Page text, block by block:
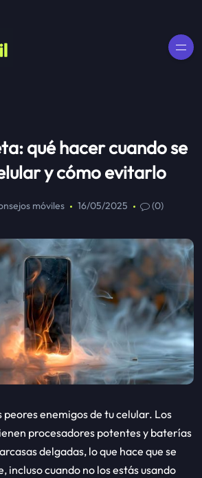
qué hacer cuando se
y cómo evitarlo
móviles 16/05/2025 (0)
peores enemigos de tu celular. Los
procesadores potentes y baterías
delgadas, lo que hace que se
cuando no los estás usando